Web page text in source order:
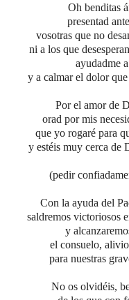
Oh benditas
presentad
vosotras que no
ni a los que
ayudadme
y a calmar el dolor
Por el amor de
orad por mis
que yo rogaré para
y estéis muy cerca de
(pedir
Con la ayuda del
saldremos victoriosos
y
el consuelo,
para nuestras
No os olvidéis,